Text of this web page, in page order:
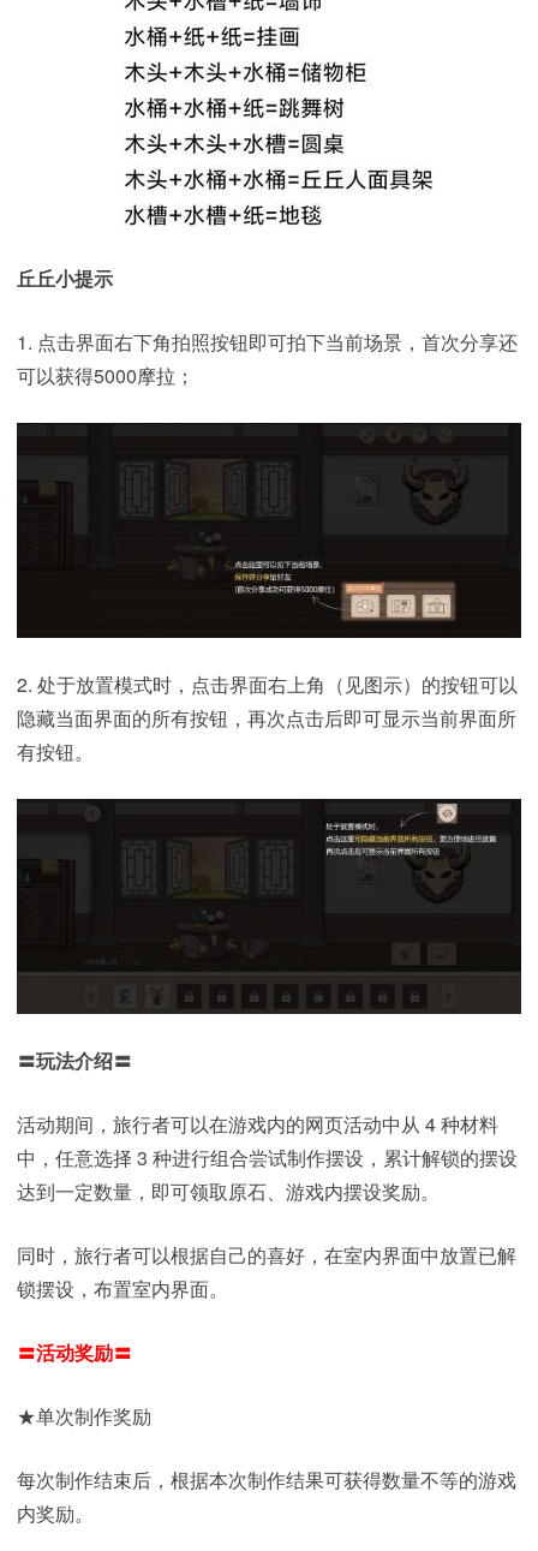
丘丘小提示
1. 点击界面右下角拍照按钮即可拍下当前场景，首次分享还
可以获得5000摩拉；
2. 处于放置模式时，点击界面右上角（见图示）的按钮可以
隐藏当面界面的所有按钮，再次点击后即可显示当前界面所
有按钮。
〓玩法介绍〓
活动期间，旅行者可以在游戏内的网页活动中从 4 种材料
中，任意选择 3 种进行组合尝试制作摆设，累计解锁的摆设
达到一定数量，即可领取原石、游戏内摆设奖励。
同时，旅行者可以根据自己的喜好，在室内界面中放置已解
锁摆设，布置室内界面。
〓活动奖励〓
★单次制作奖励
每次制作结束后，根据本次制作结果可获得数量不等的游戏
内奖励。